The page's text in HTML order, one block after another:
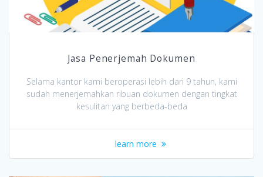
Jasa Penerjemah Dokumen
Selama kantor kami beroperasi lebih dari 9 tahun, kami
sudah menerjemahkan ribuan dokumen dengan tingkat
kesulitan yang berbeda-beda
learn more